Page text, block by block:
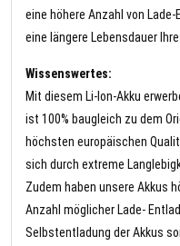
eine höhere Anzahl von
eine längere Lebensdauer
Wissenswertes:
Mit diesem Li-Ion-Akku
ist 100% baugleich zu dem
höchsten europäischen
sich durch extreme
Zudem haben unsere Akkus
Anzahl möglicher Lade-
Selbstentladung der Akkus